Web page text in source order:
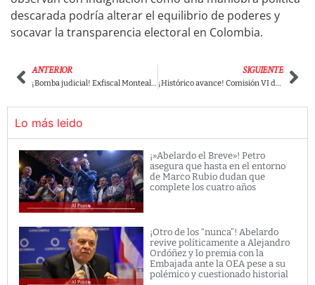
descarada podría alterar el equilibrio de poderes y
socavar la transparencia electoral en Colombia.
ANTERIOR
¡Bomba judicial! Exfiscal Montealegre va con toda contra Uribe: “Es un criminal de guerra” y denuncia a magistrado por encubrirlo
SIGUIENTE
¡Histórico avance! Comisión VI del senado aprueba reforma para salvar la educación superior pública
Lo más leido
¡»Abelardo el Breve»! Petro
asegura que hasta en el entorno
de Marco Rubio dudan que
complete los cuatro años
¡Otro de los “nunca”! Abelardo
revive políticamente a Alejandro
Ordóñez y lo premia con la
Embajada ante la OEA pese a su
polémico y cuestionado historial